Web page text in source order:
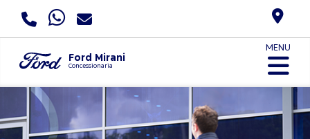
Ford Mirani
Concessionaria
MENU